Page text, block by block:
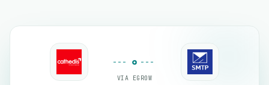
VIA EGROW